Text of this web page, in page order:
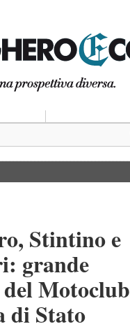
Stintino e
grande
Motoclub
di Stato